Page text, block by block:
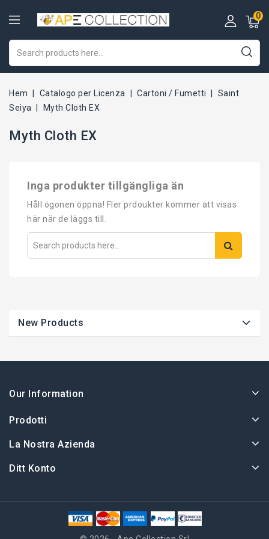
0
Hem Catalogo per Licenza Cartoni / Fumetti
Saint
Seiya
Myth Cloth EX
Myth Cloth EX
Inga produkter tillgängliga än
Håll ögonen öppna! Fler prdoukter kommer att visas
här när de läggs till.
New Products
Our Information
Prodotti
La Nostra Azienda
Ditt Konto